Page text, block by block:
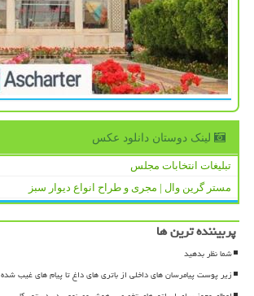
لینک دوستان دانلود عكس
تبلیغات انتخابات مجلس
مستر گرین وال | مجری و طراح انواع دیوار سبز
پربیننده ترین ها
شما نظر بدهید
زیر پوست پیامرسان های داخلی از باتری های داغ تا پیام های غیب شده